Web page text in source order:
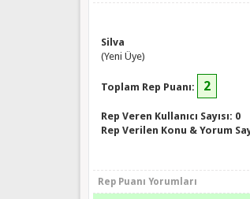
Silva
(Yeni Üye)
Toplam Rep Puanı: 2
Rep Veren Kullanıcı Sayısı: 0
Rep Verilen Konu & Yorum
Rep Puanı Yorumları